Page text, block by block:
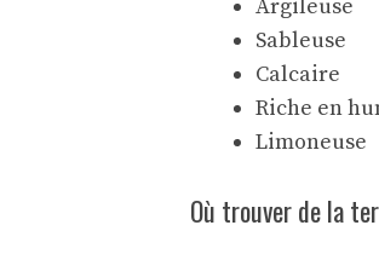
Argileuse
Sableuse
Calcaire
Riche en
Limoneuse
Où trouver de la